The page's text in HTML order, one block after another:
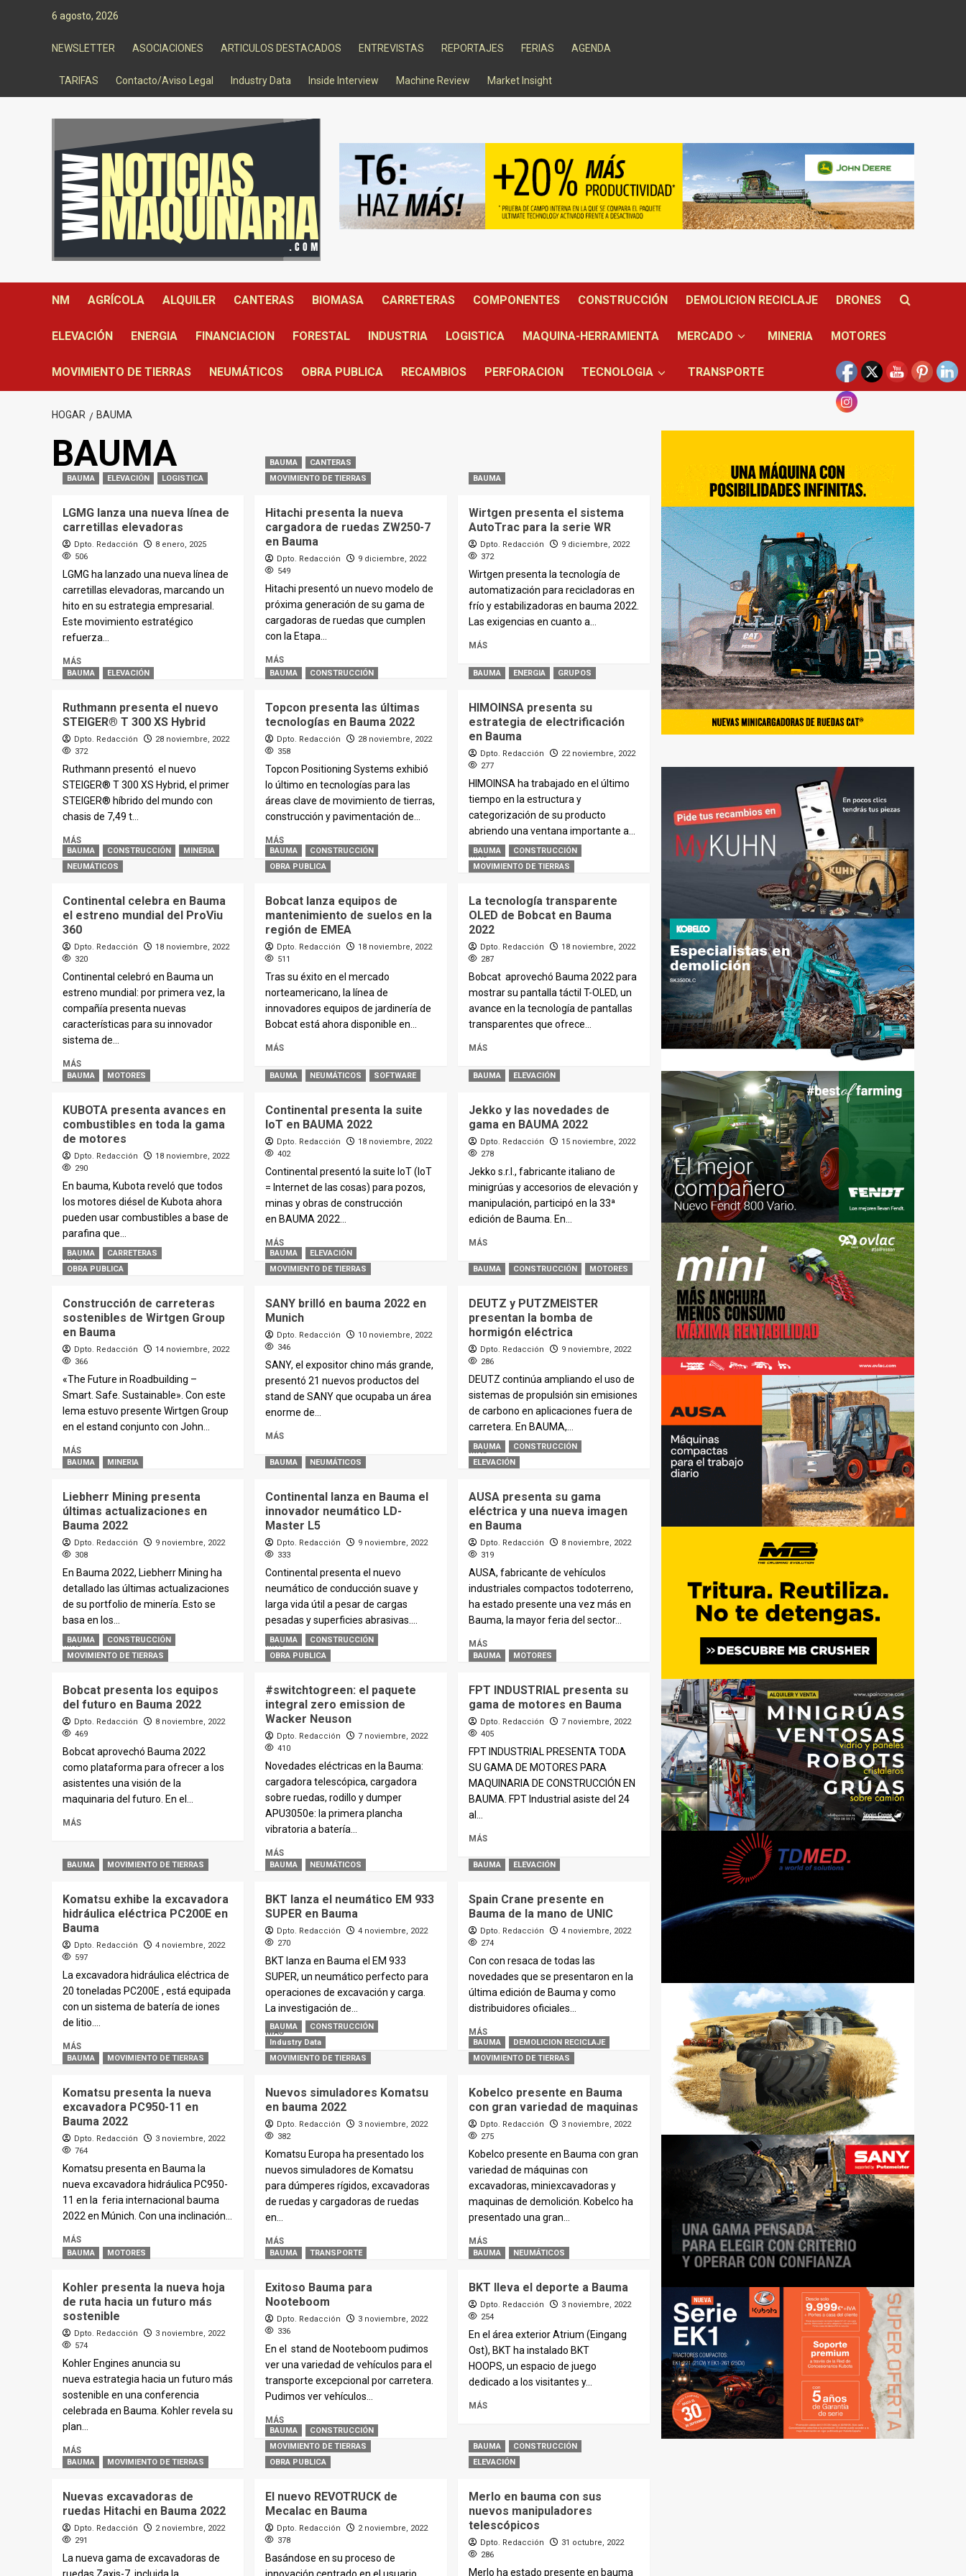
6 agosto, 2026
NEWSLETTER ASOCIACIONES ARTICULOS DESTACADOS ENTREVISTAS REPORTAJES FERIAS AGENDA
TARIFAS Contacto/Aviso Legal Industry Data Inside Interview Machine Review Market Insight
NM AGRÍCOLA ALQUILER CANTERAS BIOMASA CARRETERAS COMPONENTES CONSTRUCCIÓN DEMOLICION RECICLAJE DRONES
ELEVACIÓN ENERGIA FINANCIACION FORESTAL INDUSTRIA LOGISTICA MAQUINA-HERRAMIENTA MERCADO MINERIA MOTORES
MOVIMIENTO DE TIERRAS NEUMÁTICOS OBRA PUBLICA RECAMBIOS PERFORACION TECNOLOGIA TRANSPORTE
HOGAR BAUMA
BAUMA
BAUMA ELEVACIÓN LOGISTICA
LGMG lanza una nueva línea de
carretillas elevadoras
Dpto. Redacción
8 enero, 2025
506
LGMG ha lanzado una nueva línea de
carretillas elevadoras, marcando un
hito en su estrategia empresarial.
Este movimiento estratégico
refuerza...
MÁS
BAUMA
CANTERAS
MOVIMIENTO DE TIERRAS
Hitachi presenta la nueva
cargadora de ruedas ZW250-7
en Bauma
Dpto. Redacción
9 diciembre, 2022
549
Hitachi presentó un nuevo modelo de
próxima generación de su gama de
cargadoras de ruedas que cumplen
con la Etapa...
MÁS
BAUMA
Wirtgen presenta el sistema
AutoTrac para la serie WR
Dpto. Redacción
9 diciembre, 2022
372
Wirtgen presenta la tecnología de
automatización para recicladoras en
frío y estabilizadoras en bauma 2022.
Las exigencias en cuanto a...
MÁS
BAUMA ELEVACIÓN
Ruthmann presenta el nuevo
STEIGER® T 300 XS Hybrid
Dpto. Redacción
28 noviembre, 2022
372
Ruthmann presentó el nuevo
STEIGER® T 300 XS Hybrid, el primer
STEIGER® híbrido del mundo con
chasis de 7,49 t...
MÁS
BAUMA CONSTRUCCIÓN
Topcon presenta las últimas
tecnologías en Bauma 2022
Dpto. Redacción
28 noviembre, 2022
358
Topcon Positioning Systems exhibió
lo último en tecnologías para las
áreas clave de movimiento de tierras,
construcción y pavimentación de...
MÁS
BAUMA ENERGIA GRUPOS
HIMOINSA presenta su
estrategia de electrificación
en Bauma
Dpto. Redacción
22 noviembre, 2022
277
HIMOINSA ha trabajado en el último
tiempo en la estructura y
categorización de su producto
abriendo una ventana importante a...
MÁS
BAUMA CONSTRUCCIÓN
MINERIA
NEUMÁTICOS
Continental celebra en Bauma
el estreno mundial del ProViu
360
Dpto. Redacción
18 noviembre, 2022
320
Continental celebró en Bauma un
estreno mundial: por primera vez, la
compañía presenta nuevas
características para su innovador
sistema de...
MÁS
BAUMA
CONSTRUCCIÓN
OBRA PUBLICA
Bobcat lanza equipos de
mantenimiento de suelos en la
región de EMEA
Dpto. Redacción
18 noviembre, 2022
511
Tras su éxito en el mercado
norteamericano, la línea de
innovadores equipos de jardinería de
Bobcat está ahora disponible en...
MÁS
BAUMA
CONSTRUCCIÓN
MOVIMIENTO DE TIERRAS
La tecnología transparente
OLED de Bobcat en Bauma
2022
Dpto. Redacción
18 noviembre, 2022
287
Bobcat aprovechó Bauma 2022 para
mostrar su pantalla táctil T-OLED, un
avance en la tecnología de pantallas
transparentes que ofrece...
MÁS
BAUMA MOTORES
KUBOTA presenta avances en
combustibles en toda la gama
de motores
Dpto. Redacción
18 noviembre, 2022
290
En bauma, Kubota reveló que todos
los motores diésel de Kubota ahora
pueden usar combustibles a base de
parafina que...
MÁS
BAUMA NEUMÁTICOS SOFTWARE
Continental presenta la suite
IoT en BAUMA 2022
Dpto. Redacción
18 noviembre, 2022
402
Continental presentó la suite IoT (IoT
= Internet de las cosas) para pozos,
minas y obras de construcción
en BAUMA 2022...
MÁS
BAUMA ELEVACIÓN
Jekko y las novedades de
gama en BAUMA 2022
Dpto. Redacción
15 noviembre, 2022
278
Jekko s.r.l., fabricante italiano de
minigrúas y accesorios de elevación y
manipulación, participó en la 33ª
edición de Bauma. En...
MÁS
BAUMA
CARRETERAS
OBRA PUBLICA
Construcción de carreteras
sostenibles de Wirtgen Group
en Bauma
Dpto. Redacción
14 noviembre, 2022
366
«The Future in Roadbuilding –
Smart. Safe. Sustainable». Con este
lema estuvo presente Wirtgen Group
en el estand conjunto con John...
MÁS
BAUMA
ELEVACIÓN
MOVIMIENTO DE TIERRAS
SANY brilló en bauma 2022 en
Munich
Dpto. Redacción
10 noviembre, 2022
346
SANY, el expositor chino más grande,
presentó 21 nuevos productos del
stand de SANY que ocupaba un área
enorme de...
MÁS
BAUMA CONSTRUCCIÓN MOTORES
DEUTZ y PUTZMEISTER
presentan la bomba de
hormigón eléctrica
Dpto. Redacción
9 noviembre, 2022
286
DEUTZ continúa ampliando el uso de
sistemas de propulsión sin emisiones
de carbono en aplicaciones fuera de
carretera. En BAUMA,...
MÁS
BAUMA MINERIA
Liebherr Mining presenta
últimas actualizaciones en
Bauma 2022
Dpto. Redacción
9 noviembre, 2022
308
En Bauma 2022, Liebherr Mining ha
detallado las últimas actualizaciones
de su portfolio de minería. Esto se
basa en los...
MÁS
BAUMA NEUMÁTICOS
Continental lanza en Bauma el
innovador neumático LD-
Master L5
Dpto. Redacción
9 noviembre, 2022
333
Continental presenta el nuevo
neumático de conducción suave y
larga vida útil a pesar de cargas
pesadas y superficies abrasivas....
MÁS
BAUMA
CONSTRUCCIÓN
ELEVACIÓN
AUSA presenta su gama
eléctrica y una nueva imagen
en Bauma
Dpto. Redacción
8 noviembre, 2022
319
AUSA, fabricante de vehículos
industriales compactos todoterreno,
ha estado presente una vez más en
Bauma, la mayor feria del sector...
MÁS
BAUMA
CONSTRUCCIÓN
MOVIMIENTO DE TIERRAS
Bobcat presenta los equipos
del futuro en Bauma 2022
Dpto. Redacción
8 noviembre, 2022
469
Bobcat aprovechó Bauma 2022
como plataforma para ofrecer a los
asistentes una visión de la
maquinaria del futuro. En el...
MÁS
BAUMA
CONSTRUCCIÓN
OBRA PUBLICA
#switchtogreen: el paquete
integral zero emission de
Wacker Neuson
Dpto. Redacción
7 noviembre, 2022
410
Novedades eléctricas en la Bauma:
cargadora telescópica, cargadora
sobre ruedas, rodillo y dumper
APU3050e: la primera plancha
vibratoria a batería...
MÁS
BAUMA MOTORES
FPT INDUSTRIAL presenta su
gama de motores en Bauma
Dpto. Redacción
7 noviembre, 2022
405
FPT INDUSTRIAL PRESENTA TODA
SU GAMA DE MOTORES PARA
MAQUINARIA DE CONSTRUCCIÓN EN
BAUMA. FPT Industrial asiste del 24
al...
MÁS
BAUMA MOVIMIENTO DE TIERRAS
Komatsu exhibe la excavadora
hidráulica eléctrica PC200E en
Bauma
Dpto. Redacción
4 noviembre, 2022
597
La excavadora hidráulica eléctrica de
20 toneladas PC200E , está equipada
con un sistema de batería de iones
de litio....
MÁS
BAUMA NEUMÁTICOS
BKT lanza el neumático EM 933
SUPER en Bauma
Dpto. Redacción
4 noviembre, 2022
270
BKT lanza en Bauma el EM 933
SUPER, un neumático perfecto para
operaciones de excavación y carga.
La investigación de...
MÁS
BAUMA ELEVACIÓN
Spain Crane presente en
Bauma de la mano de UNIC
Dpto. Redacción
4 noviembre, 2022
274
Con con resaca de todas las
novedades que se presentaron en la
última edición de Bauma y como
distribuidores oficiales...
MÁS
BAUMA MOVIMIENTO DE TIERRAS
Komatsu presenta la nueva
excavadora PC950-11 en
Bauma 2022
Dpto. Redacción
3 noviembre, 2022
764
Komatsu presenta en Bauma la
nueva excavadora hidráulica PC950-
11 en la feria internacional bauma
2022 en Múnich. Con una inclinación...
MÁS
BAUMA
CONSTRUCCIÓN
Industry Data
MOVIMIENTO DE TIERRAS
Nuevos simuladores Komatsu
en bauma 2022
Dpto. Redacción
3 noviembre, 2022
382
Komatsu Europa ha presentado los
nuevos simuladores de Komatsu
para dúmperes rígidos, excavadoras
de ruedas y cargadoras de ruedas
en...
MÁS
BAUMA
DEMOLICION RECICLAJE
MOVIMIENTO DE TIERRAS
Kobelco presente en Bauma
con gran variedad de maquinas
Dpto. Redacción
3 noviembre, 2022
275
Kobelco presente en Bauma con gran
variedad de máquinas con
excavadoras, miniexcavadoras y
maquinas de demolición. Kobelco ha
presentado una gran...
MÁS
BAUMA MOTORES
Kohler presenta la nueva hoja
de ruta hacia un futuro más
sostenible
Dpto. Redacción
3 noviembre, 2022
574
Kohler Engines anuncia su
nueva estrategia hacia un futuro más
sostenible en una conferencia
celebrada en Bauma. Kohler revela su
plan...
MÁS
BAUMA TRANSPORTE
Exitoso Bauma para
Nooteboom
Dpto. Redacción
3 noviembre, 2022
336
En el stand de Nooteboom pudimos
ver una variedad de vehículos para el
transporte excepcional por carretera.
Pudimos ver vehículos...
MÁS
BAUMA NEUMÁTICOS
BKT lleva el deporte a Bauma
Dpto. Redacción
3 noviembre, 2022
254
En el área exterior Atrium (Eingang
Ost), BKT ha instalado BKT
HOOPS, un espacio de juego
dedicado a los visitantes y...
MÁS
BAUMA MOVIMIENTO DE TIERRAS
Nuevas excavadoras de
ruedas Hitachi en Bauma 2022
Dpto. Redacción
2 noviembre, 2022
291
La nueva gama de excavadoras de
ruedas Zaxis-7, incluida la
BAUMA
CONSTRUCCIÓN
MOVIMIENTO DE TIERRAS
OBRA PUBLICA
El nuevo REVOTRUCK de
Mecalac en Bauma
Dpto. Redacción
2 noviembre, 2022
378
Basándose en su proceso de
innovación centrado en el usuario,
BAUMA
CONSTRUCCIÓN
ELEVACIÓN
Merlo en bauma con sus
nuevos manipuladores
telescópicos
Dpto. Redacción
31 octubre, 2022
286
Merlo ha estado presente en bauma